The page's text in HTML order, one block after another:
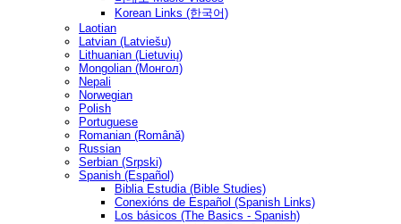
Korean Links (한국어)
Laotian
Latvian (Latviešu)
Lithuanian (Lietuvių)
Mongolian (Монгол)
Nepali
Norwegian
Polish
Portuguese
Romanian (Română)
Russian
Serbian (Srpski)
Spanish (Español)
Biblia Estudia (Bible Studies)
Conexións de Español (Spanish Links)
Los básicos (The Basics - Spanish)